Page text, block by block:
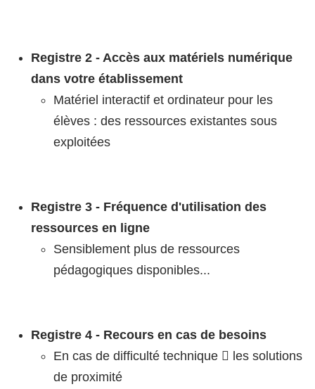
Registre 2 - Accès aux matériels numérique
dans votre établissement
Matériel interactif et ordinateur pour les
élèves : des ressources existantes sous
exploitées
Registre 3 - Fréquence d'utilisation des
ressources en ligne
Sensiblement plus de ressources
pédagogiques disponibles...
Registre 4 - Recours en cas de besoins
En cas de difficulté technique  les solutions
de proximité